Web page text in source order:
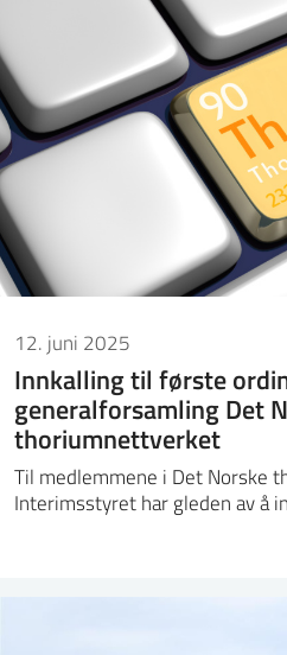
12. juni 2025
Innkalling til første
generalforsamling Det
thoriumnettverket
Til medlemmene i Det Norske
Interimsstyret har gleden av å